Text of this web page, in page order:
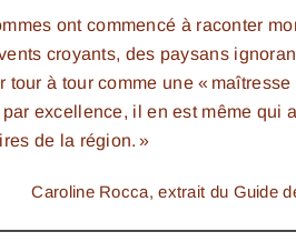
ont commencé à raconter
croyants, des paysans
tour à tour comme une «
excellence, il en est même qui
de la région. »
Caroline Rocca, extrait du Guide